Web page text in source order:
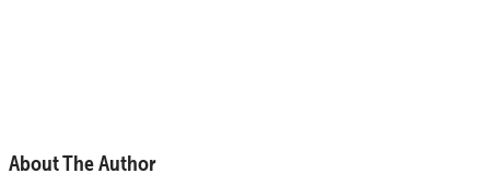
About The Author